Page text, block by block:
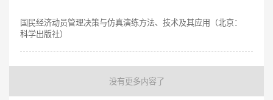
国民经济动员管理决策与仿真演练方法、技术及其应用（北京：
科学出版社）
没有更多内容了